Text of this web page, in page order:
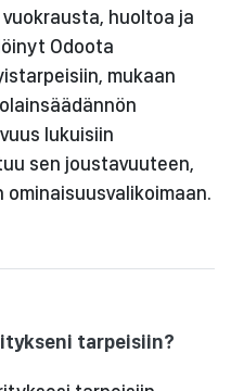
huoltoa ja
Odoota
mukaan
lukuisiin
sen joustavuuteen,
tarpeisiin?